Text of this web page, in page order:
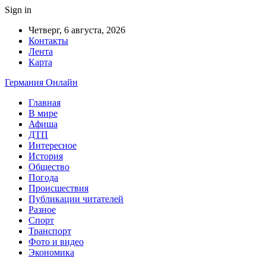
Sign in
Четверг, 6 августа, 2026
Контакты
Лента
Карта
Германия Онлайн
Главная
В мире
Афиша
ДТП
Интересное
История
Общество
Погода
Происшествия
Публикации читателей
Разное
Спорт
Транспорт
Фото и видео
Экономика